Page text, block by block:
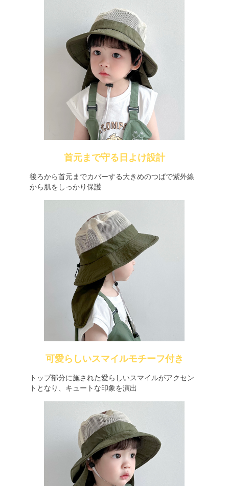
首元まで守る日よけ設計
後ろから首元までカバーする大きめのつばで紫外線
から肌をしっかり保護
可愛らしいスマイルモチーフ付き
トップ部分に施された愛らしいスマイルがアクセン
トとなり、キュートな印象を演出